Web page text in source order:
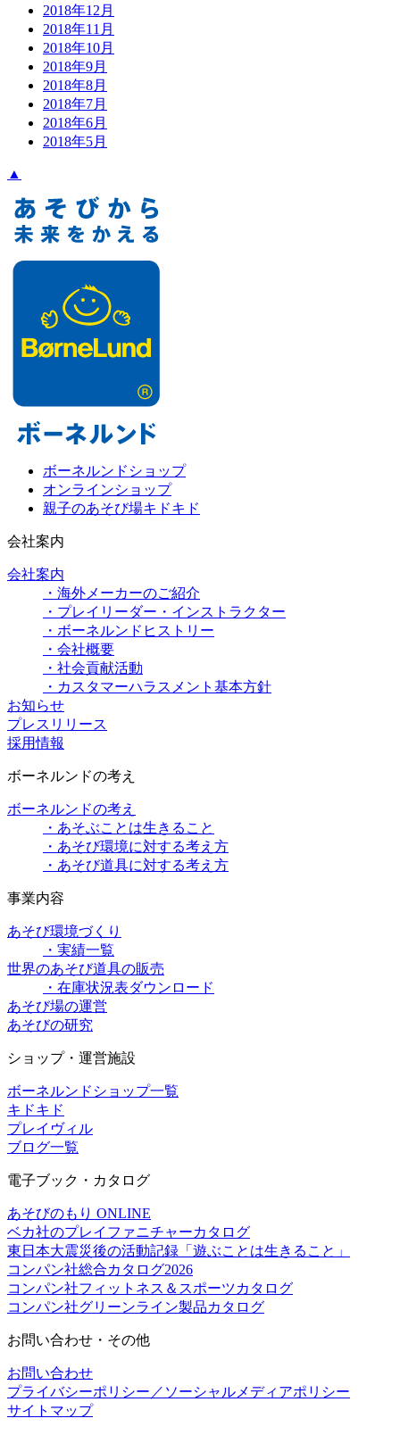
2018年12月
2018年11月
2018年10月
2018年9月
2018年8月
2018年7月
2018年6月
2018年5月
▲
ボーネルンドショップ
オンラインショップ
親子のあそび場キドキド
会社案内
会社案内
・海外メーカーのご紹介
・プレイリーダー・インストラクター
・ボーネルンドヒストリー
・会社概要
・社会貢献活動
・カスタマーハラスメント基本方針
お知らせ
プレスリリース
採用情報
ボーネルンドの考え
ボーネルンドの考え
・あそぶことは生きること
・あそび環境に対する考え方
・あそび道具に対する考え方
事業内容
あそび環境づくり
・実績一覧
世界のあそび道具の販売
・在庫状況表ダウンロード
あそび場の運営
あそびの研究
ショップ・運営施設
ボーネルンドショップ一覧
キドキド
プレイヴィル
ブログ一覧
電子ブック・カタログ
あそびのもり ONLINE
ベカ社のプレイファニチャーカタログ
東日本大震災後の活動記録「遊ぶことは生きること」
コンパン社総合カタログ2026
コンパン社フィットネス＆スポーツカタログ
コンパン社グリーンライン製品カタログ
お問い合わせ・その他
お問い合わせ
プライバシーポリシー／ソーシャルメディアポリシー
サイトマップ